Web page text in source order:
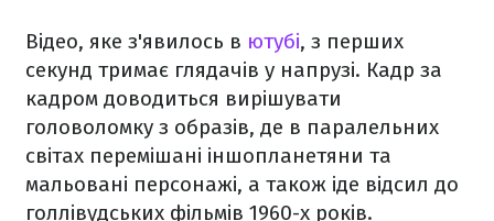
Відео, яке з'явилось в ютубі, з перших
секунд тримає глядачів у напрузі. Кадр за
кадром доводиться вирішувати
головоломку з образів, де в паралельних
світах перемішані іншопланетяни та
мальовані персонажі, а також іде відсил до
голлівудських фільмів 1960-х років.